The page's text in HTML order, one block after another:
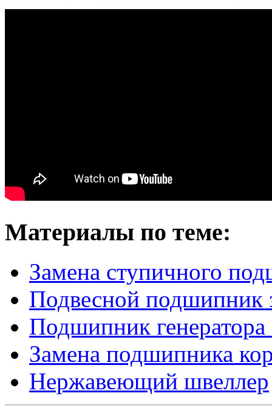
Материалы по теме:
Замена ступичного
Подвесной подшипник
Подшипник генератора
Замена подшипника
Нержавеющий швеллер